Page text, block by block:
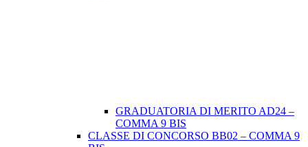
GRADUATORIA DI MERITO AD24 –
COMMA 9 BIS
CLASSE DI CONCORSO BB02 – COMMA 9